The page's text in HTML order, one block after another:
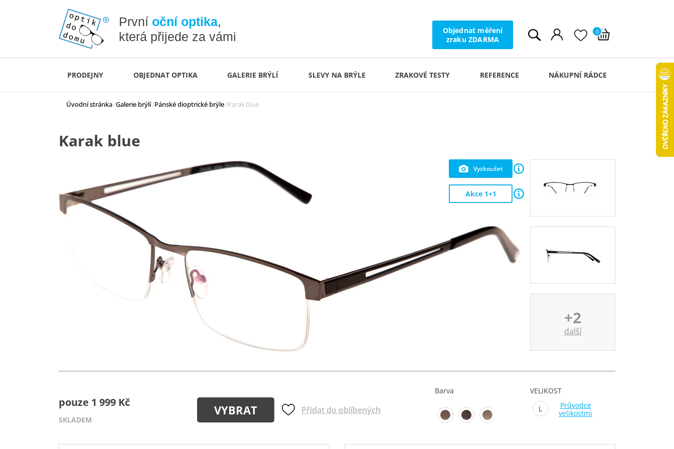
0
Objednat měření
zraku ZDARMA
První oční optika,
která přijede za vámi
PRODEJNY OBJEDNAT OPTIKA GALERIE BRÝLÍ SLEVY NA BRÝLE ZRAKOVÉ TESTY REFERENCE NÁKUPNÍ RÁDCE
Úvodní stránka Galerie brýlí Pánské dioptrické brýle Karak blue
Karak blue
Vyzkoušet
Akce 1+1
+2
další
Barva
VYBRAT Přidat do oblíbených
pouze 1 999 Kč
SKLADEM
VELIKOST
L
Průvodce
velikostmi